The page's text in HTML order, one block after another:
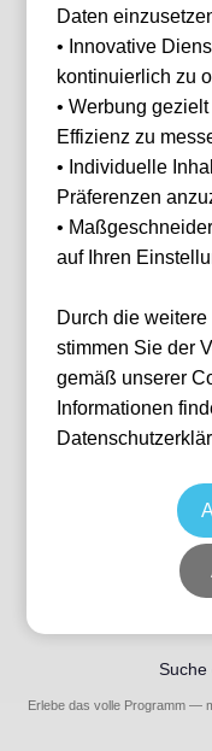
0 Events gefunden
Wie
Wähle das Event deiner
Suche
Erlebe das volle Programm —
Daten
• Innovative
kontinuierlich zu
• Werbung
Effizienz zu
• Individuelle
Präferenzen
•
auf Ihren
Durch die
stimmen Sie der
gemäß unserer
Informationen